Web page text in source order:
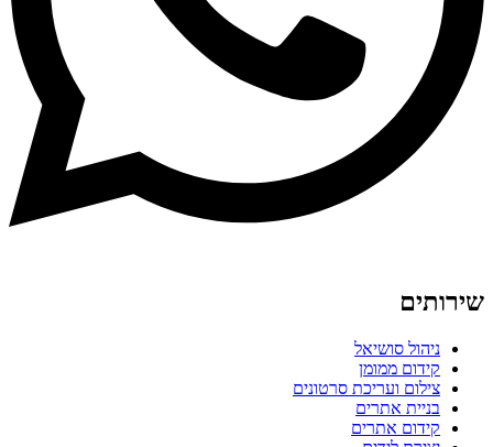
שירותים
ניהול סושיאל
קידום ממומן
צילום ועריכת סרטונים
בניית אתרים
קידום אתרים